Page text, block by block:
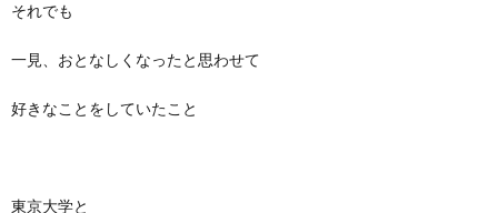
それでも
一見、おとなしくなったと思わせて
好きなことをしていたこと
東京大学と